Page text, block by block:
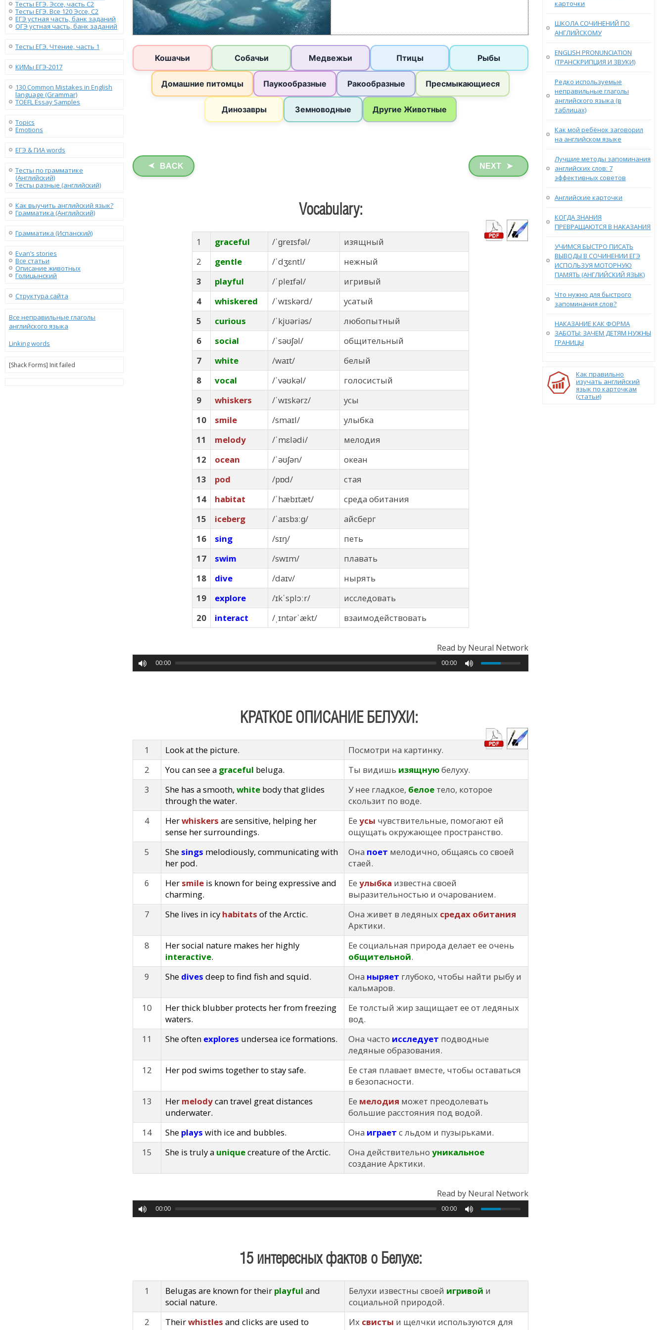
Тесты ЕГЭ. Эссе, часть C2
Тесты ЕГЭ. Все 120 Эссе, C2
ЕГЭ устная часть, банк заданий
ОГЭ устная часть, банк заданий
Тесты ЕГЭ. Чтение, часть 1
КИМы ЕГЭ-2017
130 Сommon Mistakes in English
language (Grammar)
TOEFL Essay Samples
Topics
Emotions
ЕГЭ & ГИА words
Тесты по грамматике
(Английский)
Тесты разные (английский)
Как выучить английский язык?
Грамматика (Английский)
Грамматика (Испанский)
Evan’s stories
Все статьи
Описание животных
Голицынский
Структура сайта
Все неправильные глаголы
английского языка
Linking words
[Shack Forms] Init failed
➤ BACK NEXT ➤
Vocabulary:
1 graceful /ˈɡreɪsfəl/
изящный
2
gentle /ˈdʒɛntl/
нежный
3
playful /ˈpleɪfəl/
игривый
4
whiskered /ˈwɪskərd/
усатый
5
curious /ˈkjʊəriəs/
любопытный
6
social /ˈsəʊʃəl/
общительный
7
white /waɪt/
белый
8
vocal /ˈvəʊkəl/
голосистый
9
whiskers /ˈwɪskərz/
усы
10
smile /smaɪl/
улыбка
11
melody /ˈmɛlədi/
мелодия
12
ocean /ˈəʊʃən/
океан
13
pod /pɒd/
стая
14
habitat /ˈhæbɪtæt/
среда обитания
15
iceberg /ˈaɪsbɜːɡ/
айсберг
16
sing /sɪŋ/
петь
17
swim /swɪm/
плавать
18
dive /daɪv/
нырять
19
explore /ɪkˈsplɔːr/
исследовать
20
interact /ˌɪntərˈækt/ взаимодействовать
Read by Neural Network
00:00 00:00
КРАТКОЕ ОПИСАНИЕ БЕЛУХИ:
1 Look at the picture.
Посмотри на картинку.
2
You can see a graceful beluga. Ты видишь изящнуюбелуху.
3
She has a smooth, white body that glides
through the water.
У нее гладкое, белое тело, которое
скользит по воде.
4
Herwhiskers are sensitive, helping her
sense her surroundings.
Ее усы чувствительные, помогают ей
ощущать окружающее пространство.
5
She sings melodiously, communicating with
her pod.
Она поет мелодично, общаясь со своей
стаей.
6
Her smile is known for being expressive and
charming.
Ее улыбка известна своей
выразительностью и очарованием.
7
She lives in icy habitats of the Arctic. Она живет в ледяных средах обитания
Арктики.
8
Her social nature makes her highly
interactive.
Ее социальная природа делает ее очень
общительной.
9
She dives deep to find fish and squid. Она ныряет глубоко, чтобы найти рыбу и
кальмаров.
10
Her thick blubber protects her from freezing
waters.
Ее толстый жир защищает ее от ледяных
вод.
11
She often explores undersea ice formations. Она часто исследует подводные
ледяные образования.
12
Her pod swims together to stay safe.
Ее стая плавает вместе, чтобы оставаться
в безопасности.
13
Her melodycan travel great distances
underwater.
Ее мелодия может преодолевать
большие расстояния под водой.
14
She plays with ice and bubbles. Она играет с льдом и пузырьками.
15
She is truly a uniquecreature of the Arctic. Она действительно уникальное
создание Арктики.
Read by Neural Network
00:00 00:00
15 интересных фактов о Белухе:
1 Belugas are known for their playful and
social nature.
Белухи известны своей игривой и
социальной природой.
2
Theirwhistles and clicks are used to
Их свисты и щелчки используются для
карточки
ШКОЛА СОЧИНЕНИЙ ПО
АНГЛИЙСКОМУ
ENGLISH PRONUNCIATION
(ТРАНСКРИПЦИЯ И ЗВУКИ)
Редко используемые
неправильные глаголы
английского языка (в
таблицах)
Как мой ребёнок заговорил
на английском языке
Лучшие методы запоминания
английских слов: 7
эффективных советов
Английские карточки
КОГДА ЗНАНИЯ
ПРЕВРАЩАЮТСЯ В НАКАЗАНИЯ
УЧИМСЯ БЫСТРО ПИСАТЬ
ВЫВОДЫ В СОЧИНЕНИИ ЕГЭ
ИСПОЛЬЗУЯ МОТОРНУЮ
ПАМЯТЬ (АНГЛИЙСКИЙ ЯЗЫК)
Что нужно для быстрого
запоминания слов?
НАКАЗАНИЕ КАК ФОРМА
ЗАБОТЫ: ЗАЧЕМ ДЕТЯМ НУЖНЫ
ГРАНИЦЫ
Как правильно
изучать английский
язык по карточкам
(статьи)